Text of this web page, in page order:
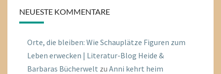
NEUESTE KOMMENTARE
Orte, die bleiben: Wie Schauplätze Figuren zum
Leben erwecken | Literatur-Blog Heide &
Barbaras Bücherwelt zu Anni kehrt heim